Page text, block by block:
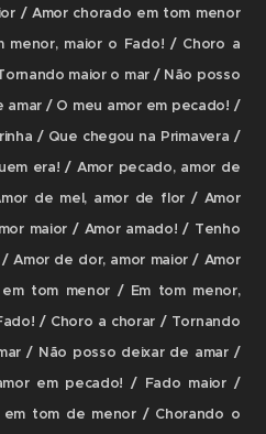
/ Amor chorado em tom menor
menor, maior o Fado! / Choro a
maior o mar / Não posso
amar / O meu amor em pecado! /
/ Que chegou na Primavera /
era! / Amor pecado, amor de
de mel, amor de flor / Amor
maior / Amor amado! / Tenho
/ Amor de dor, amor maior / Amor
tom menor / Em tom menor,
/ Choro a chorar / Tornando
/ Não posso deixar de amar /
em pecado! / Fado maior /
em tom de menor / Chorando o